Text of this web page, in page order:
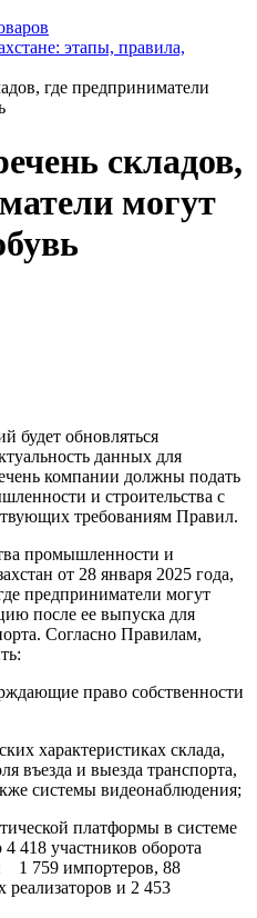
этапы, правила,
где предприниматели
складов,
могут
будет обновляться
данных для
компании должны подать
и строительства с
требованиям Правил.
промышленности и
от 28 января 2025 года,
предприниматели могут
после ее выпуска для
Согласно Правилам,
право собственности
характеристиках склада,
въезда и выезда транспорта,
системы видеонаблюдения;
платформы в системе
418 участников оборота
1 759 импортеров, 88
реализаторов и 2 453